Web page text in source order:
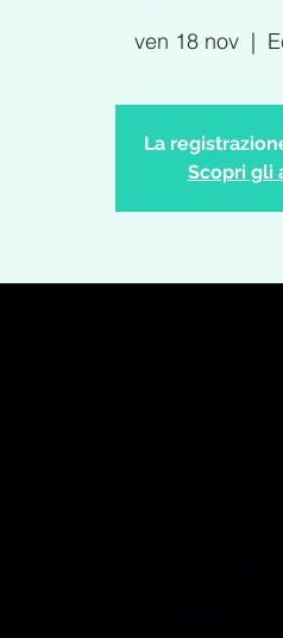
ven 18 nov
  |
La
Scopri gli